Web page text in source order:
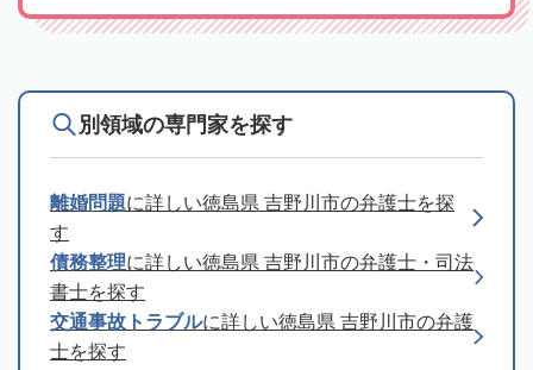
別領域の専門家を探す
離婚問題に詳しい徳島県 吉野川市の弁護士を探
す
債務整理に詳しい徳島県 吉野川市の弁護士・司法
書士を探す
交通事故トラブルに詳しい徳島県 吉野川市の弁護
士を探す